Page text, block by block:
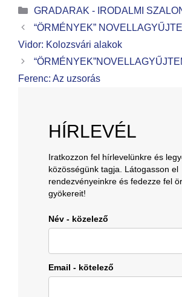
GRADARAK - IRODALMI
“ÖRMÉNYEK”
Vidor: Kolozsvári alakok
Ferenc: Az uzsorás
HÍRLEVÉL
Iratkozzon fel hírlevelünkre és
közösségünk tagja. Látogasson el
rendezvényeinkre és fedezze fel
gyökereit!
Név - közelező
Email - kötelező